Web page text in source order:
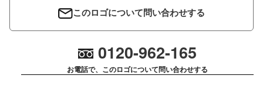
このロゴについて問い合わせする
0120-962-165
お電話で、このロゴについて問い合わせする